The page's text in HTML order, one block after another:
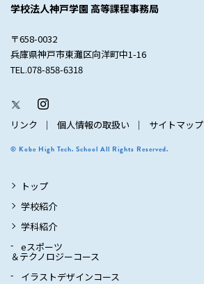
学校法人神戸学園 高等課程事務局
〒658-0032
兵庫県神戸市東灘区向洋町中1-16
TEL.078-858-6318
リンク 個人情報の取扱い サイトマップ
© Kobe High Tech. School All Rights Reserved.
トップ
学校紹介
学科紹介
eスポーツ
＆テクノロジーコース
イラストデザインコース